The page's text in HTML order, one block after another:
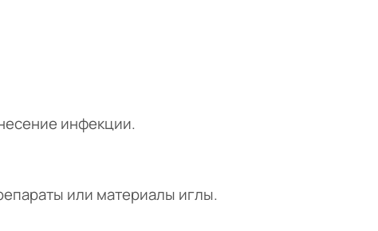
инфекции.
или материалы иглы.